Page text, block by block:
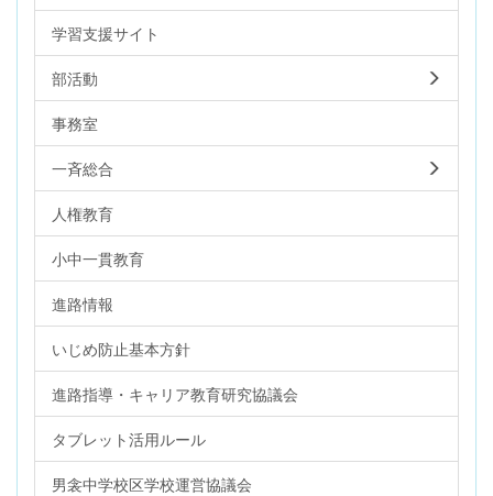
学習支援サイト
部活動
事務室
一斉総合
人権教育
小中一貫教育
進路情報
いじめ防止基本方針
進路指導・キャリア教育研究協議会
タブレット活用ルール
男衾中学校区学校運営協議会